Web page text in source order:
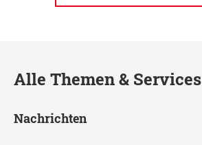
Alle Themen & Services
Nachrichten